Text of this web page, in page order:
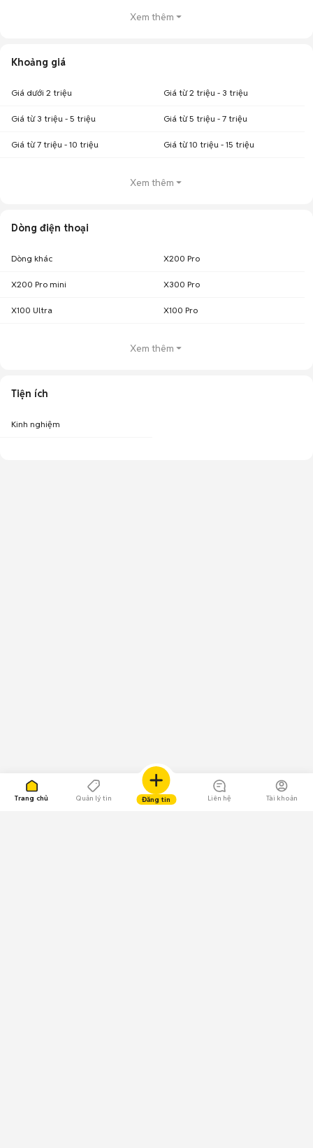
Trang chủ Quản lý tin Đăng tin Liên hệ Tài khoản
Xem thêm
Khoảng giá
Giá dưới 2 triệu Giá từ 2 triệu - 3 triệu
Giá từ 3 triệu - 5 triệu Giá từ 5 triệu - 7 triệu
Giá từ 7 triệu - 10 triệu Giá từ 10 triệu - 15 triệu
Xem thêm
Dòng điện thoại
Dòng khác X200 Pro
X200 Pro mini X300 Pro
X100 Ultra X100 Pro
Xem thêm
Tiện ích
Kinh nghiệm